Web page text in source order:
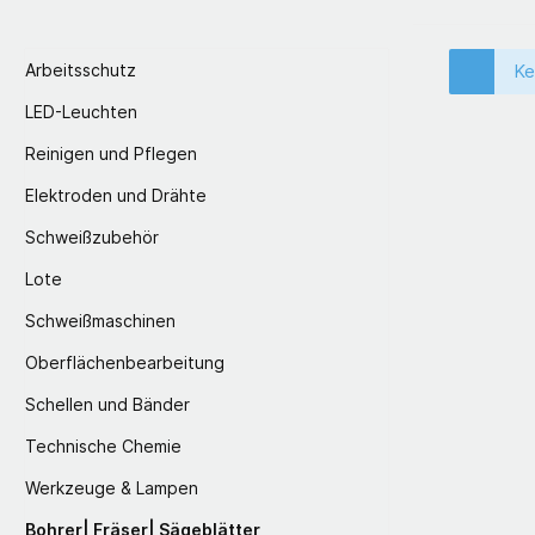
Arbeitsschutz
LED-Leuchten
Reinigen und Pflegen
Elektroden und Drähte
Schweißzubehör
Lote
Schweißmaschinen
Oberflächenbearbeitung
Schellen und Bänder
Technische Chemie
Werkzeuge & Lampen
Bohrer| Fräser| Sägeblätter